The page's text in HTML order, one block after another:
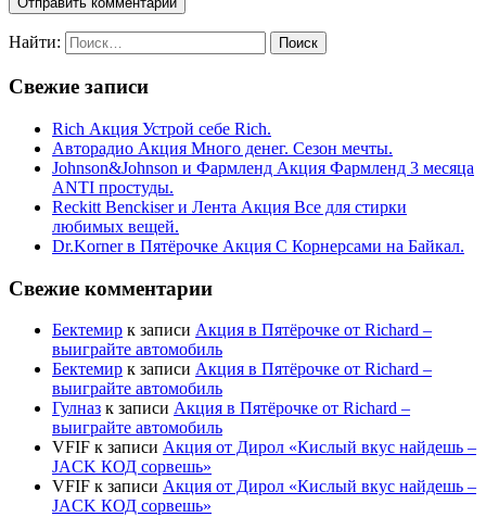
Найти:
Свежие записи
Rich Акция Устрой себе Rich.
Авторадио Акция Много денег. Сезон мечты.
Johnson&Johnson и Фармленд Акция Фармленд 3 месяца
ANTI простуды.
Reckitt Benckiser и Лента Акция Все для стирки
любимых вещей.
Dr.Korner в Пятёрочке Акция С Корнерсами на Байкал.
Свежие комментарии
Бектемир к записи Акция в Пятёрочке от Richard –
выиграйте автомобиль
Бектемир к записи Акция в Пятёрочке от Richard –
выиграйте автомобиль
Гулназ к записи Акция в Пятёрочке от Richard –
выиграйте автомобиль
VFIF к записи Акция от Дирол «Кислый вкус найдешь –
JACK КОД сорвешь»
VFIF к записи Акция от Дирол «Кислый вкус найдешь –
JACK КОД сорвешь»